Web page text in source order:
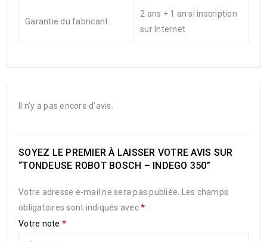
Garantie du fabricant
2 ans + 1 an si inscription
sur Internet
Il n’y a pas encore d’avis.
SOYEZ LE PREMIER À LAISSER VOTRE AVIS SUR
“TONDEUSE ROBOT BOSCH – INDEGO 350”
Votre adresse e-mail ne sera pas publiée.
Les champs
obligatoires sont indiqués avec*
Votre note *